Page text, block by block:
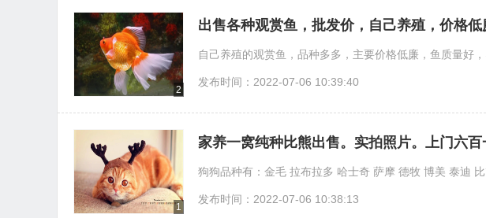
2
出售各种观赏鱼，批发价，自己养殖，价格
自己养殖的观赏鱼，品种多多，主要价格低廉，鱼质量好
发布时间：2022-07-06 10:39:40
1
家养一窝纯种比熊出售。实拍照片。上门六
狗狗品种有：金毛 拉布拉多 哈士奇 萨摩 德牧 博美 泰迪
发布时间：2022-07-06 10:38:13